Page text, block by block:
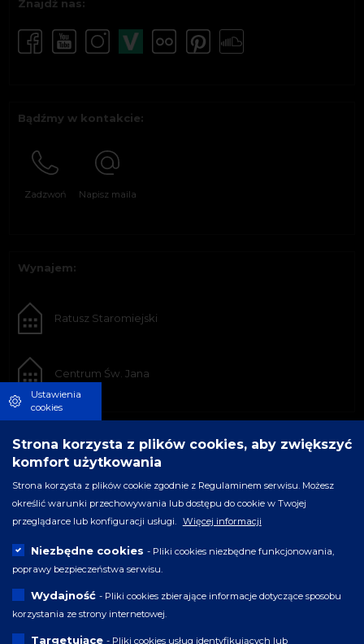
Znajdź nas:
Bądźmy w kontakcie:
Zadzwoń Napisz maila
Wynajem:
Ratusz Staromiejski
Centrum Św. Jana
Ustawienia
cookies
Strona korzysta z plików cookies, aby zwiększyć
komfort użytkowania
Strona korzysta z plików cookie zgodnie z Regulaminem serwisu. Możesz
określić warunki przechowywania lub dostępu do cookie w Twojej
przeglądarce lub konfiguracji usługi.
Więcej informacji
Niezbędne cookies - Pliki cookies niezbędne funkcjonowania,
poprawy bezpieczeństwa serwisu.
Wydajność - Pliki cookies zbierające informacje dotyczące sposobu
korzystania ze strony internetowej.
Targetujące - Pliki cookies usług identyfikujących lub